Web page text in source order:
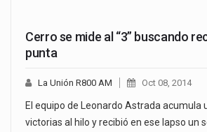
Cerro se mide al “3” buscando
punta
La Unión R800 AM Oct 08, 2014
El equipo de Leonardo Astrada acumula
victorias al hilo y recibió en ese lapso un